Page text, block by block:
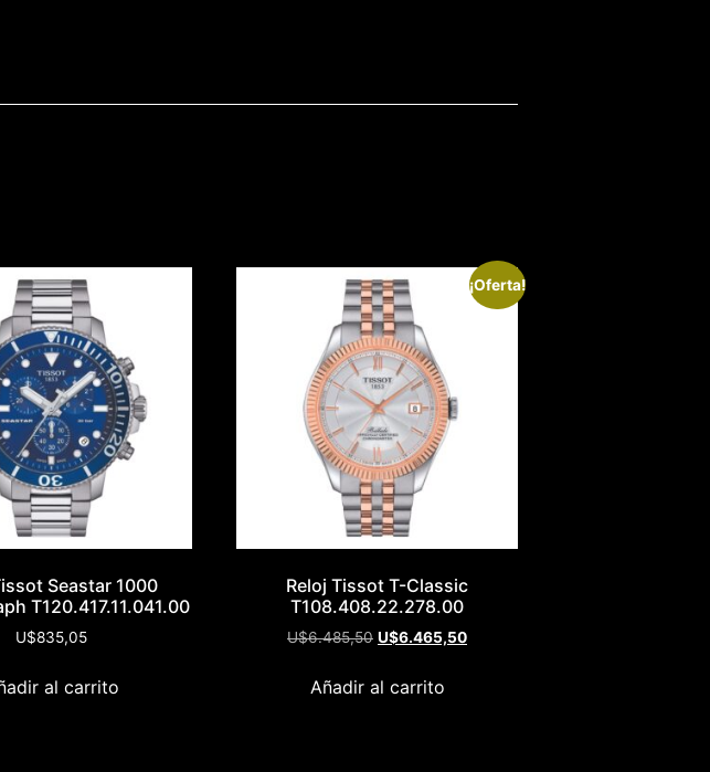
Seastar 1000
T120.417.11.041.00
U$835,05
al carrito
¡Oferta!
Reloj Tissot T-Classic
T108.408.22.278.00
U$6.485,50 U$6.465,50
Añadir al carrito